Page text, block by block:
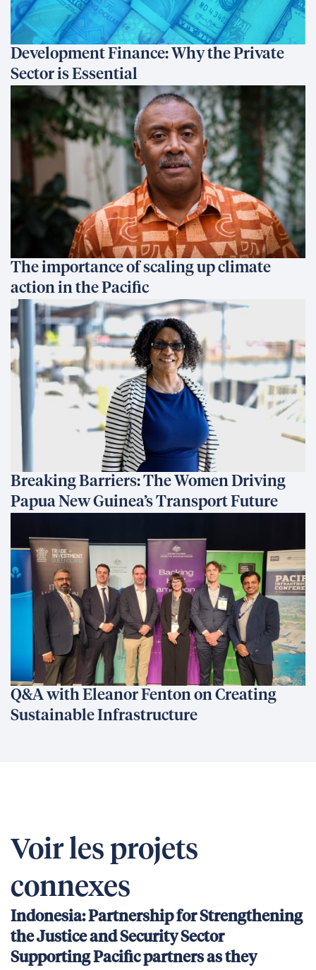
Development Finance: Why the Private
Sector is Essential
The importance of scaling up climate
action in the Pacific
Breaking Barriers: The Women Driving
Papua New Guinea’s Transport Future
Q&A with Eleanor Fenton on Creating
Sustainable Infrastructure
Voir les projets
connexes
Indonesia: Partnership for Strengthening
the Justice and Security Sector
Supporting Pacific partners as they